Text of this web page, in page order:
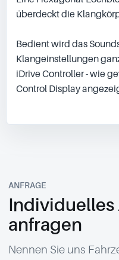
überdeckt die
Bedient wird das
Klangeinstellungen
iDrive Controller - wie
Control Display
ANFRAGE
anfragen
Nennen Sie uns